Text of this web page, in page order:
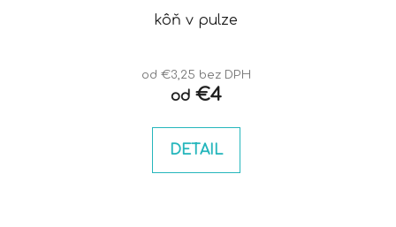
kôň v pulze
od €3,25 bez DPH
od€4
DETAIL